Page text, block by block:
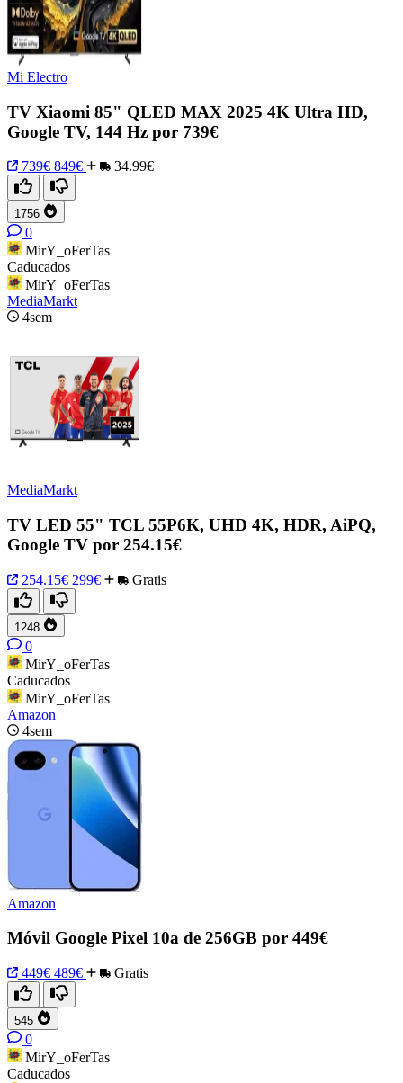
Mi Electro
TV Xiaomi 85" QLED MAX 2025 4K Ultra HD,
Google TV, 144 Hz por 739€
739€ 849€ 34.99€
1756
0
MirY_oFerTas
Caducados
MirY_oFerTas
MediaMarkt
4sem
MediaMarkt
TV LED 55" TCL 55P6K, UHD 4K, HDR, AiPQ,
Google TV por 254.15€
254.15€ 299€ Gratis
1248
0
MirY_oFerTas
Caducados
MirY_oFerTas
Amazon
4sem
Amazon
Móvil Google Pixel 10a de 256GB por 449€
449€ 489€ Gratis
545
0
MirY_oFerTas
Caducados